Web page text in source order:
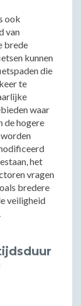
ook
van
brede
kunnen
die
te
waar
de hogere
het
vragen
bredere
veiligheid